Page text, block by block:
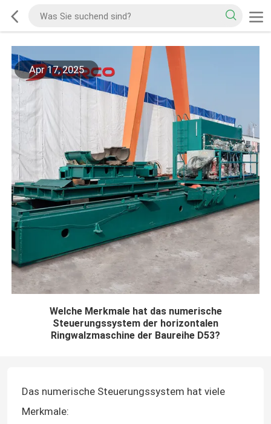
Apr 17, 2025
Welche Merkmale hat das numerische
Steuerungssystem der horizontalen
Ringwalzmaschine der Baureihe D53?
Das numerische Steuerungssystem hat viele
Merkmale: